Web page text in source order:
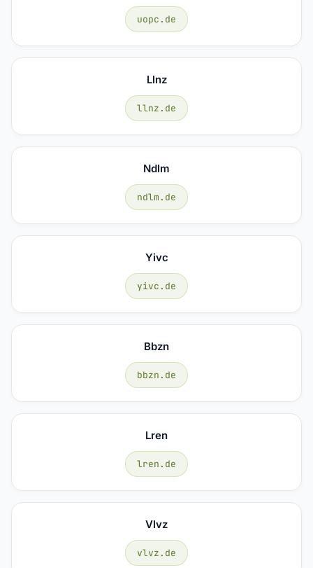
uopc.de
Llnz
llnz.de
Ndlm
ndlm.de
Yivc
yivc.de
Bbzn
bbzn.de
Lren
lren.de
Vlvz
vlvz.de